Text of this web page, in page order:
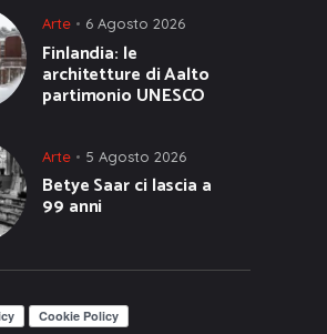
Arte 6 Agosto 2026
Finlandia: le
architetture di Aalto
partimonio UNESCO
Arte 5 Agosto 2026
Betye Saar ci lascia a
99 anni